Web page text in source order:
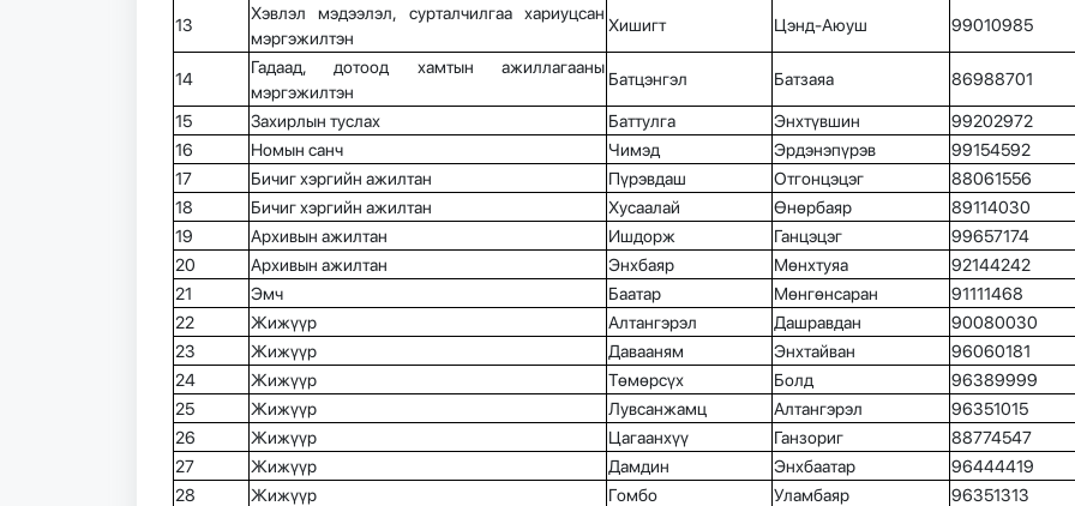
13
Хэвлэл мэдээлэл, сурталчилгаа хариуцсан
мэргэжилтэн
Хишигт Цэнд-Аюуш 99010985
14
Гадаад, дотоод хамтын ажиллагааны
мэргэжилтэн
Батцэнгэл Батзаяа 86988701
15 Захирлын туслах Баттулга Энхтүвшин
99202972
16
Номын санч Чимэд Эрдэнэпүрэв
99154592
17
Бичиг хэргийн ажилтан Пүрэвдаш Отгонцэцэг
88061556
18
Бичиг хэргийн ажилтан Хусаалай Өнөрбаяр
89114030
19
Архивын ажилтан Ишдорж Ганцэцэг
99657174
20
Архивын ажилтан Энхбаяр Мөнхтуяа
92144242
21
Эмч Баатар Мөнгөнсаран
91111468
22
Жижүүр Алтангэрэл Дашравдан
90080030
23
Жижүүр Давааням Энхтайван
96060181
24
Жижүүр Төмөрсүх Болд
96389999
25
Жижүүр Лувсанжамц Алтангэрэл
96351015
26
Жижүүр Цагаанхүү Ганзориг
88774547
27
Жижүүр Дамдин Энхбаатар
96444419
28
Жижүүр Гомбо Уламбаяр
96351313